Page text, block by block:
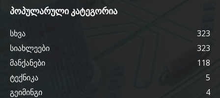
პოპულარული კატეგორია
სხვა
323
სიახლეები
323
მანქანები
118
ტექნიკა
5
გეიმინგი
4